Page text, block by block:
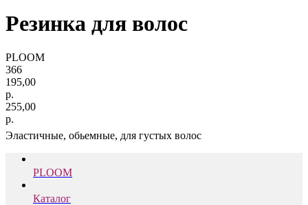
Резинка для волос
PLOOM
366
195,00
р.
255,00
р.
Эластичные, обьемные, для густых волос
PLOOM
Каталог